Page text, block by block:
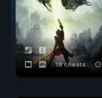
18 cheats